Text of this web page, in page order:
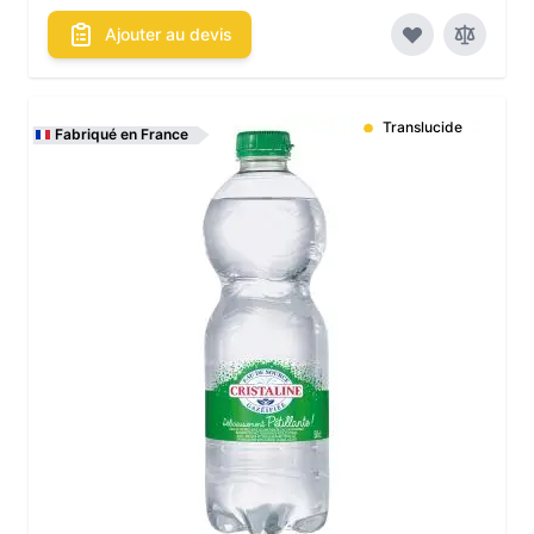
Ajouter au devis
Fabriqué en France Translucide
Les conditionnements disponibles :